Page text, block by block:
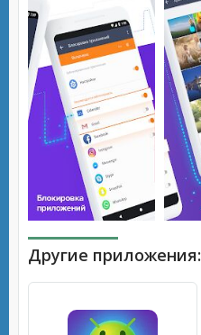
Другие приложения: